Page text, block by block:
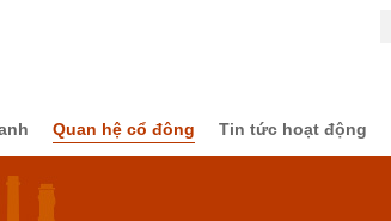
Quan hệ cổ đông Tin tức hoạt động